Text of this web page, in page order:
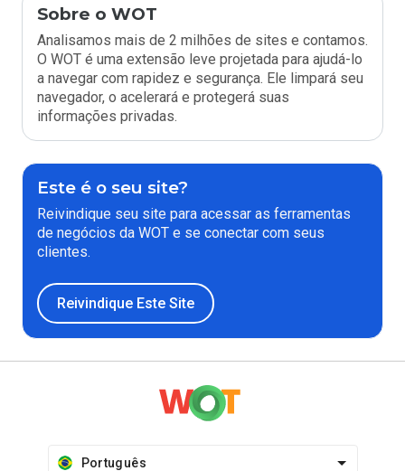
Sobre o WOT
Analisamos mais de 2 milhões de sites e contamos.
O WOT é uma extensão leve projetada para ajudá-lo
a navegar com rapidez e segurança. Ele limpará seu
navegador, o acelerará e protegerá suas
informações privadas.
Este é o seu site?
Reivindique seu site para acessar as ferramentas
de negócios da WOT e se conectar com seus
clientes.
Reivindique Este Site
Português